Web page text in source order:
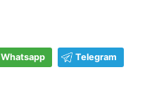
Whatsapp Telegram